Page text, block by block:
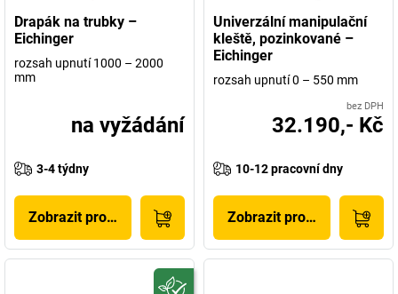
Drapák na trubky –
Eichinger
rozsah upnutí 1000 – 2000
mm
na vyžádání
3-4 týdny
Zobrazit produkt
Univerzální manipulační
kleště, pozinkované –
Eichinger
rozsah upnutí 0 – 550 mm
bez DPH
32.190,- Kč
10-12 pracovní dny
Zobrazit produkt